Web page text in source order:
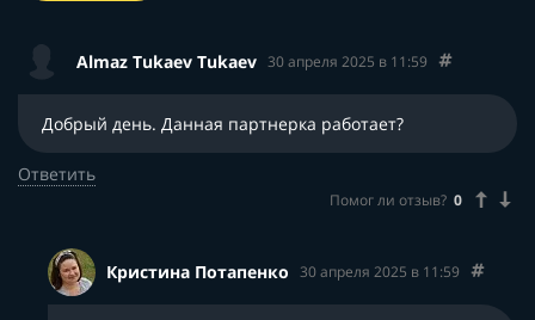
Almaz Tukaev Tukaev 30 апреля 2025 в 11:59
Добрый день. Данная партнерка работает?
Ответить
Помог ли отзыв? 0
Кристина Потапенко 30 апреля 2025 в 11:59